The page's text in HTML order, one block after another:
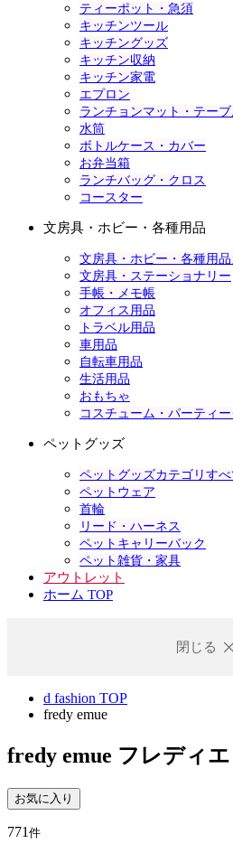
ティーポット・急須
キッチンツール
キッチングッズ
キッチン収納
キッチン家電
エプロン
ランチョンマット・テー
水筒
ボトルケース・カバー
お弁当箱
ランチバッグ・クロス
コースター
文房具・ホビー・各種用品
文房具・ホビー・各種用
文房具・ステーショナリー
手帳・メモ帳
オフィス用品
トラベル用品
車用品
自転車用品
生活用品
おもちゃ
コスチューム・パーティ
ペットグッズ
ペットグッズカテゴリすべ
ペットウェア
首輪
リード・ハーネス
ペットキャリーバック
ペット雑貨・家具
アウトレット
ホーム TOP
閉じる
d fashion TOP
fredy emue
fredy emue フレディ
お気に入り
771 件